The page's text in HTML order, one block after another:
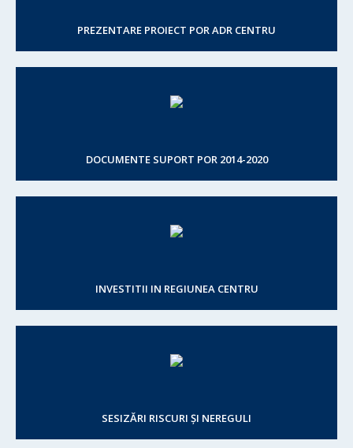
PREZENTARE PROIECT POR ADR CENTRU
DOCUMENTE SUPORT POR 2014-2020
INVESTITII IN REGIUNEA CENTRU
SESIZĂRI RISCURI ȘI NEREGULI